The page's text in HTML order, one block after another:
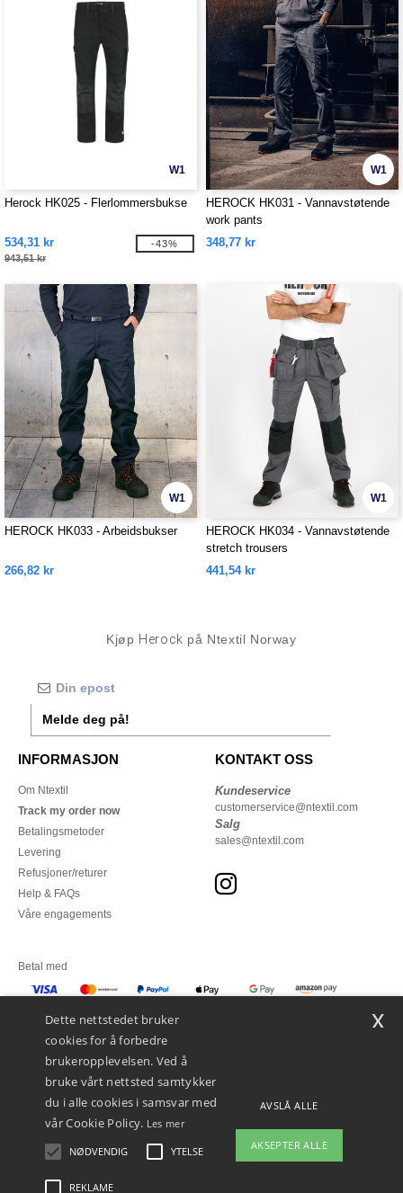
W1
Herock HK025 - Flerlommersbukse
534,31 kr
943,51 kr
-43%
W1
HEROCK HK031 - Vannavstøtende
work pants
348,77 kr
W1
HEROCK HK033 - Arbeidsbukser
266,82 kr
W1
HEROCK HK034 - Vannavstøtende
stretch trousers
441,54 kr
Kjøp Herock på Ntextil Norway
Melde deg på!
INFORMASJON
Om Ntextil
Track my order now
Betalingsmetoder
Levering
Refusjoner/returer
Help & FAQs
Våre engagements
KONTAKT OSS
Kundeservice
customerservice@ntextil.com
Salg
sales@ntextil.com
Betal med
Juridiske merknader
Dette nettstedet bruker
cookies for å forbedre
brukeropplevelsen. Ved å
bruke vårt nettsted samtykker
du i alle cookies i samsvar med
vår Cookie Policy. Les mer
NØDVENDIG YTELSE
REKLAME
AVSLÅ ALLE
AKSEPTER ALLE
x